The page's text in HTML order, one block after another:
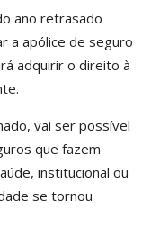
ano retrasado
a apólice de seguro
adquirir o direito à
vai ser possível
que fazem
institucional ou
se tornou